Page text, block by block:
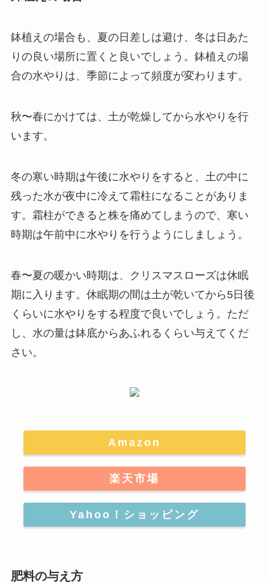
鉢植えの場合も、夏の日差しは避け、冬は日あた
りの良い場所に置くと良いでしょう。鉢植えの場
合の水やりは、季節によって頻度が変わります。
秋〜春にかけては、土が乾燥してから水やりを行
います。
冬の寒い時期は午後に水やりをすると、土の中に
残った水が夜中に冷えて霜柱になることがありま
す。 霜柱ができると株を痛めてしまうので、寒い
時期は午前中に水やりを行うようにしましょう。
春〜夏の暖かい時期は、クリスマスローズは休眠
期に入ります。休眠期の間は土が乾いてから5日後
くらいに水やりをする程度で良いでしょう。ただ
し、水の量は鉢底からあふれるくらい与えてくだ
さい。
Amazon
楽天市場
Yahoo！ショッピング
肥料の与え方